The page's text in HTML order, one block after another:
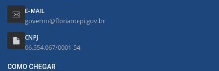
E-MAIL
governo@floriano.pi.gov.br
CNPJ
06.554.067/0001-54
COMO CHEGAR